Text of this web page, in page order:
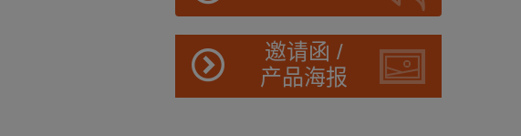
邀请函 /
产品海报